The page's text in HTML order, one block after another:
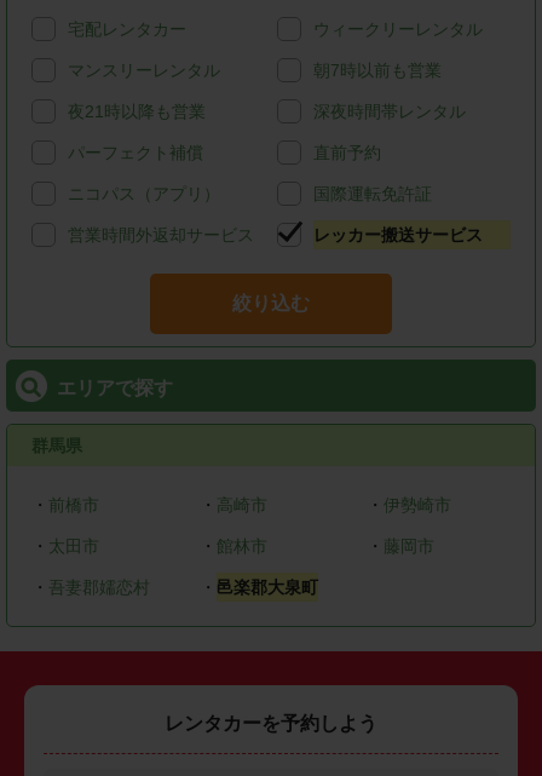
宅配レンタカー ウィークリーレンタル
マンスリーレンタル 朝7時以前も営業
夜21時以降も営業 深夜時間帯レンタル
パーフェクト補償 直前予約
ニコパス（アプリ） 国際運転免許証
営業時間外返却サービス レッカー搬送サービス
絞り込む
エリアで探す
群馬県
・ 前橋市 ・ 高崎市 ・ 伊勢崎市
・ 太田市 ・ 館林市 ・ 藤岡市
・ 吾妻郡嬬恋村 ・ 邑楽郡大泉町
レンタカーを予約しよう